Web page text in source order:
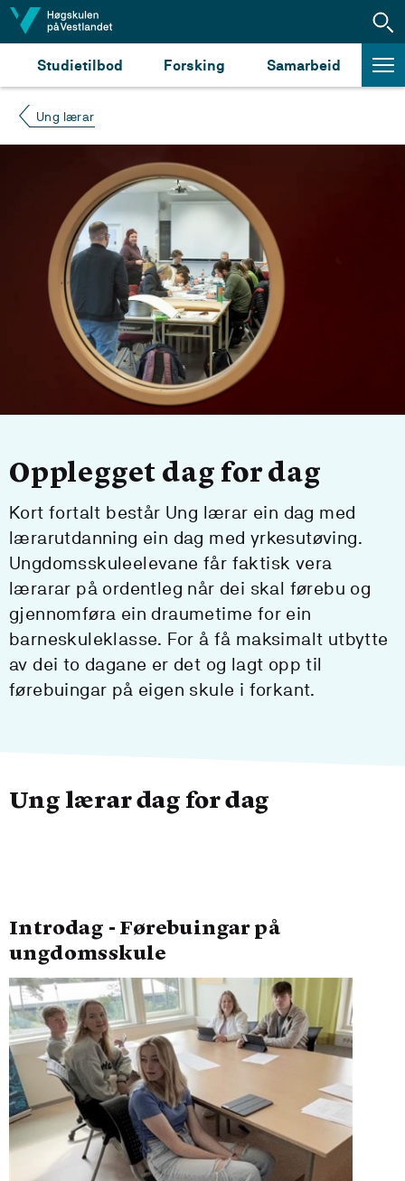
Hopp til innhald
Studietilbod Forsking Samarbeid
Ung lærar
Opplegget dag for dag
Kort fortalt består Ung lærar ein dag med
lærarutdanning ein dag med yrkesutøving.
Ungdomsskuleelevane får faktisk vera
lærarar på ordentleg når dei skal førebu og
gjennomføra ein draumetime for ein
barneskuleklasse. For å få maksimalt utbytte
av dei to dagane er det og lagt opp til
førebuingar på eigen skule i forkant.
Ung lærar dag for dag
Introdag - Førebuingar på
ungdomsskule